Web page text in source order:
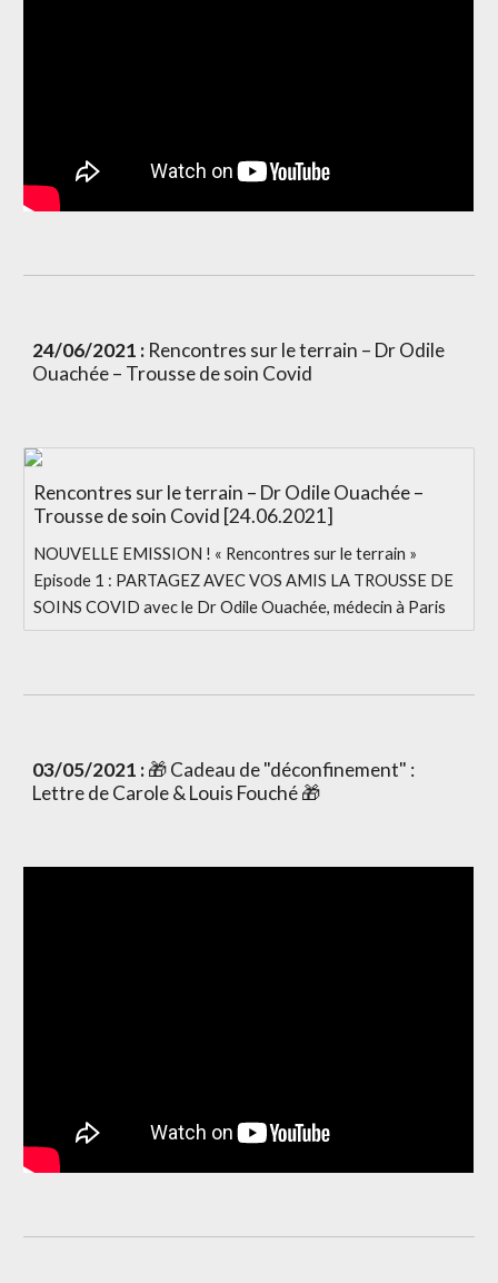
24/06/2021 : Rencontres sur le terrain – Dr Odile
Ouachée – Trousse de soin Covid
Rencontres sur le terrain – Dr Odile Ouachée –
Trousse de soin Covid [24.06.2021]
NOUVELLE EMISSION ! « Rencontres sur le terrain »
Episode 1 : PARTAGEZ AVEC VOS AMIS LA TROUSSE DE
SOINS COVID avec le Dr Odile Ouachée, médecin à Paris
03/05/2021 : 🎁 Cadeau de "déconfinement" :
Lettre de Carole & Louis Fouché 🎁